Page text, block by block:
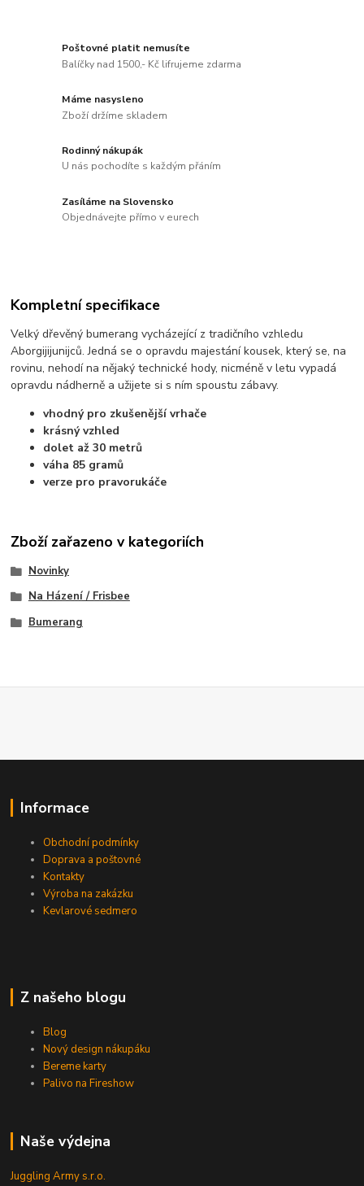
Poštovné platit nemusíte
Balíčky nad 1500,- Kč lifrujeme zdarma
Máme nasysleno
Zboží držíme skladem
Rodinný nákupák
U nás pochodíte s každým přáním
Zasíláme na Slovensko
Objednávejte přímo v eurech
Kompletní specifikace
Velký dřevěný bumerang vycházející z tradičního vzhledu
Aborgijijunijců. Jedná se o opravdu majestání kousek, který se, na
rovinu, nehodí na nějaký technické hody, nicméně v letu vypadá
opravdu nádherně a užijete si s ním spoustu zábavy.
vhodný pro zkušenější vrhače
krásný vzhled
dolet až 30 metrů
váha 85 gramů
verze pro pravorukáče
Zboží zařazeno v kategoriích
Novinky
Na Házení / Frisbee
Bumerang
Informace
Obchodní podmínky
Doprava a poštovné
Kontakty
Výroba na zakázku
Kevlarové sedmero
Z našeho blogu
Blog
Nový design nákupáku
Bereme karty
Palivo na Fireshow
Naše výdejna
Juggling Army s.r.o.